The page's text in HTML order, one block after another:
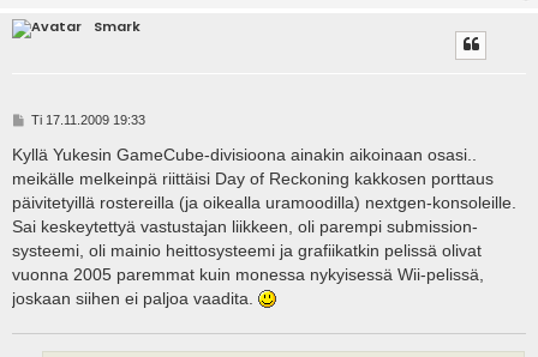
Smark
V
e
s
t
i
Ti 17.11.2009 19:33
Kyllä Yukesin GameCube-divisioona ainakin aikoinaan osasi..
meikälle melkeinpä riittäisi Day of Reckoning kakkosen porttaus
päivitetyillä rostereilla (ja oikealla uramoodilla) nextgen-konsoleille.
Sai keskeytettyä vastustajan liikkeen, oli parempi submission-
systeemi, oli mainio heittosysteemi ja grafiikatkin pelissä olivat
vuonna 2005 paremmat kuin monessa nykyisessä Wii-pelissä,
joskaan siihen ei paljoa vaadita.